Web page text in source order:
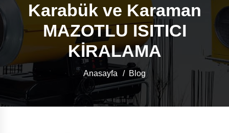
Karabük ve Karaman
MAZOTLU ISITICI
KİRALAMA
Anasayfa Blog